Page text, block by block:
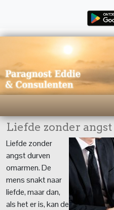
Liefde zonder angst
Liefde zonder
angst durven
omarmen. De
mens snakt naar
liefde, maar dan,
als het er is, kan de